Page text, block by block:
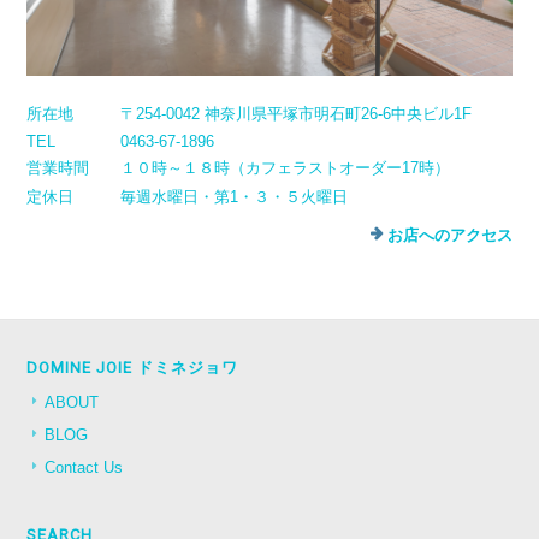
所在地
〒254-0042 神奈川県平塚市明石町26-6中央ビル1F
TEL
0463-67-1896
営業時間
１０時～１８時（カフェラストオーダー17時）
定休日
毎週水曜日・第1・３・５火曜日
お店へのアクセス
DOMINE JOIE ドミネジョワ
ABOUT
BLOG
Contact Us
SEARCH